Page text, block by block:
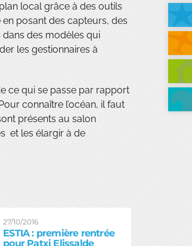
local grâce à des outils
posant des capteurs, des
des modèles qui
les gestionnaires à
ce qui se passe par rapport
connaître l’océan, il faut
présents au salon
et les élargir à de
27/10/2016
ESTIA : première rentrée
pour Patxi Elissalde